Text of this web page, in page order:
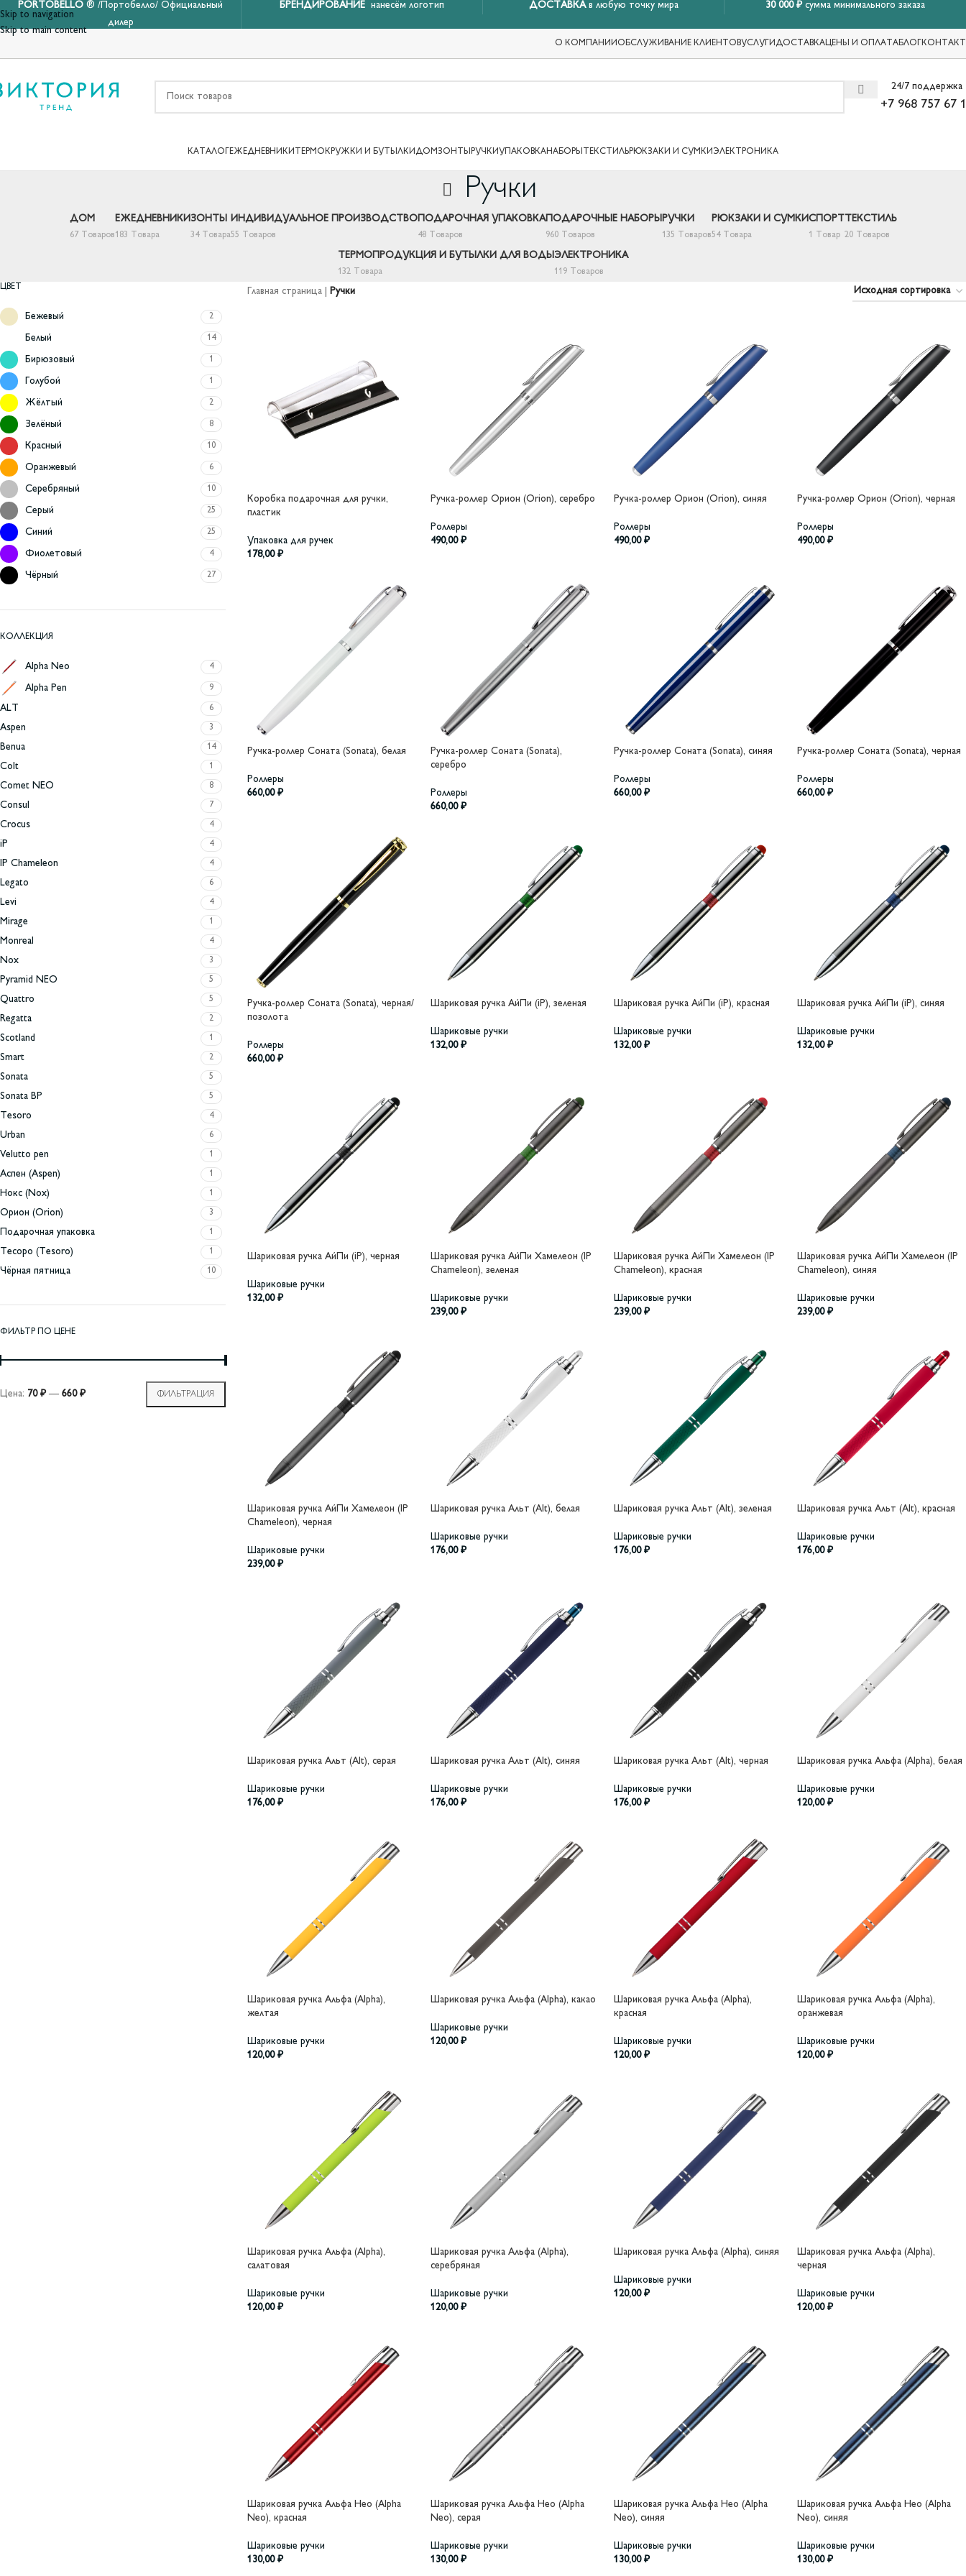
Skip to navigation
Skip to main content
PORTOBELLO ® /Портобелло/ Официальный
дилер
БРЕНДИРОВАНИЕ нанесём логотип ДОСТАВКА в любую точку мира 30 000 ₽сумма минимального заказа
О КОМПАНИИ ОБСЛУЖИВАНИЕ КЛИЕНТОВУСЛУГИДОСТАВКАЦЕНЫ И ОПЛАТАБЛОГ
24/7 поддержка
+7 968 757 67
КАТАЛОГ ЕЖЕДНЕВНИКИ ТЕРМОКРУЖКИ И БУТЫЛКИДОМ ЗОНТЫ РУЧКИ УПАКОВКАНАБОРЫ ТЕКСТИЛЬРЮКЗАКИ И СУМКИ ЭЛЕКТРОНИКА
Ручки
ДОМ
67 Товаров
ЕЖЕДНЕВНИКИ
183 Товара
ЗОНТЫ
34 Товара
ИНДИВИДУАЛЬНОЕ ПРОИЗВОДСТВО
55 Товаров
ПОДАРОЧНАЯ УПАКОВКА
48 Товаров
ПОДАРОЧНЫЕ НАБОРЫ
960 Товаров
РУЧКИ
135 Товаров
РЮКЗАКИ И СУМКИ
54 Товара
СПОРТ
1 Товар
ТЕКСТИЛЬ
20 Товаров
ТЕРМОПРОДУКЦИЯ И БУТЫЛКИ ДЛЯ ВОДЫ
132 Товара
ЭЛЕКТРОНИКА
119 Товаров
ЦВЕТ
Бежевый 2
Белый 14
Бирюзовый 1
Голубой 1
Жёлтый 2
Зелёный 8
Красный 10
Оранжевый 6
Серебряный 10
Серый 25
Синий 25
Фиолетовый 4
Чёрный 27
КОЛЛЕКЦИЯ
Alpha Neo 4
Alpha Pen 9
ALT 6
Aspen 3
Benua 14
Colt 1
Comet NEO 8
Consul 7
Crocus 4
iP 4
IP Chameleon 4
Legato 6
Levi 4
Mirage 1
Monreal 4
Nox 3
Pyramid NEO 5
Quattro 5
Regatta 2
Scotland 1
Smart 2
Sonata 5
Sonata BP 5
Tesoro 4
Urban 6
Velutto pen 1
Аспен (Aspen) 1
Нокс (Nox) 1
Орион (Orion) 3
Подарочная упаковка 1
Тесоро (Tesoro) 1
Чёрная пятница 10
ФИЛЬТР ПО ЦЕНЕ
ФИЛЬТРАЦИЯ
Цена: 70 ₽— 660 ₽
Главная страница| Ручки
Коробка подарочная для ручки,
пластик
Упаковка для ручек
178,00 ₽
Ручка-роллер Орион (Orion), серебро
Роллеры
490,00 ₽
Ручка-роллер Орион (Orion), синяя
Роллеры
490,00 ₽
Ручка-роллер Орион (Orion), черная
Роллеры
490,00 ₽
Ручка-роллер Соната (Sonata), белая
Роллеры
660,00 ₽
Ручка-роллер Соната (Sonata),
серебро
Роллеры
660,00 ₽
Ручка-роллер Соната (Sonata), синяя
Роллеры
660,00 ₽
Ручка-роллер Соната (Sonata), черная
Роллеры
660,00 ₽
Ручка-роллер Соната (Sonata), черная/
позолота
Роллеры
660,00 ₽
Шариковая ручка АйПи (iP), зеленая
Шариковые ручки
132,00 ₽
Шариковая ручка АйПи (iP), красная
Шариковые ручки
132,00 ₽
Шариковая ручка АйПи (iP), синяя
Шариковые ручки
132,00 ₽
Шариковая ручка АйПи (iP), черная
Шариковые ручки
132,00 ₽
Шариковая ручка АйПи Хамелеон (IP
Chameleon), зеленая
Шариковые ручки
239,00 ₽
Шариковая ручка АйПи Хамелеон (IP
Chameleon), красная
Шариковые ручки
239,00 ₽
Шариковая ручка АйПи Хамелеон (IP
Chameleon), синяя
Шариковые ручки
239,00 ₽
Шариковая ручка АйПи Хамелеон (IP
Chameleon), черная
Шариковые ручки
239,00 ₽
Шариковая ручка Альт (Alt), белая
Шариковые ручки
176,00 ₽
Шариковая ручка Альт (Alt), зеленая
Шариковые ручки
176,00 ₽
Шариковая ручка Альт (Alt), красная
Шариковые ручки
176,00 ₽
Шариковая ручка Альт (Alt), серая
Шариковые ручки
176,00 ₽
Шариковая ручка Альт (Alt), синяя
Шариковые ручки
176,00 ₽
Шариковая ручка Альт (Alt), черная
Шариковые ручки
176,00 ₽
Шариковая ручка Альфа (Alpha), белая
Шариковые ручки
120,00 ₽
Шариковая ручка Альфа (Alpha),
желтая
Шариковые ручки
120,00 ₽
Шариковая ручка Альфа (Alpha), какао
Шариковые ручки
120,00 ₽
Шариковая ручка Альфа (Alpha),
красная
Шариковые ручки
120,00 ₽
Шариковая ручка Альфа (Alpha),
оранжевая
Шариковые ручки
120,00 ₽
Шариковая ручка Альфа (Alpha),
салатовая
Шариковые ручки
120,00 ₽
Шариковая ручка Альфа (Alpha),
серебряная
Шариковые ручки
120,00 ₽
Шариковая ручка Альфа (Alpha), синяя
Шариковые ручки
120,00 ₽
Шариковая ручка Альфа (Alpha),
черная
Шариковые ручки
120,00 ₽
Шариковая ручка Альфа Нео (Alpha
Neo), красная
Шариковые ручки
130,00 ₽
Шариковая ручка Альфа Нео (Alpha
Neo), серая
Шариковые ручки
130,00 ₽
Шариковая ручка Альфа Нео (Alpha
Neo), синяя
Шариковые ручки
130,00 ₽
Шариковая ручка Альфа Нео (Alpha
Neo), синяя
Шариковые ручки
130,00 ₽